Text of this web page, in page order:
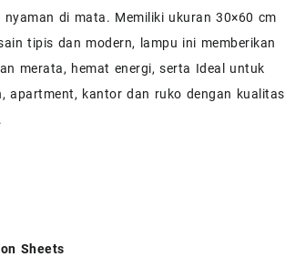
nyaman di mata. Memiliki ukuran 30×60 cm
tipis dan modern, lampu ini memberikan
merata, hemat energi, serta Ideal untuk
apartment, kantor dan ruko dengan kualitas
Sheets